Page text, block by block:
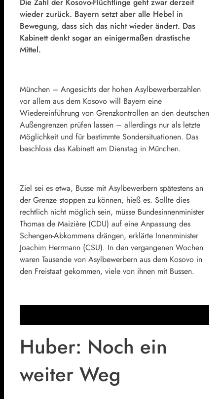
wieder zurück. Bayern setzt aber alle Hebel in
Bewegung, dass sich das nicht wieder ändert. Das
Kabinett denkt sogar an einigermaßen drastische
Mittel.
München – Angesichts der hohen Asylbewerberzahlen
vor allem aus dem Kosovo will Bayern eine
Wiedereinführung von Grenzkontrollen an den deutschen
Außengrenzen prüfen lassen – allerdings nur als letzte
Möglichkeit und für bestimmte Sondersituationen. Das
beschloss das Kabinett am Dienstag in München.
Ziel sei es etwa, Busse mit Asylbewerbern spätestens an
der Grenze stoppen zu können, hieß es. Sollte dies
rechtlich nicht möglich sein, müsse Bundesinnenminister
Thomas de Maizière (CDU) auf eine Anpassung des
Schengen-Abkommens drängen, erklärte Innenminister
Joachim Herrmann (CSU). In den vergangenen Wochen
waren Tausende von Asylbewerbern aus dem Kosovo in
den Freistaat gekommen, viele von ihnen mit Bussen.
Huber: Noch ein
weiter Weg